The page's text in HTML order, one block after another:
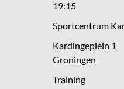
19:15
Sportcentrum
Kardingeplein 1
Groningen
Training